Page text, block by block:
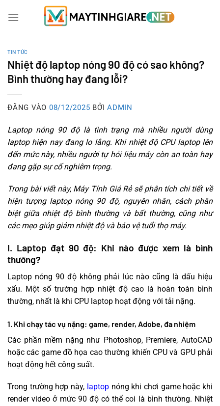
qua
TIN TỨC
Nhiệt độ laptop nóng 90 độ có sao không?
Bình thường hay đang lỗi?
ĐĂNG VÀO 08/12/2025 BỞI ADMIN
Laptop nóng 90 độ là tình trạng mà nhiều người dùng
laptop hiện nay đang lo lắng. Khi nhiệt độ CPU laptop lên
đến mức này, nhiều người tự hỏi liệu máy còn an toàn hay
đang gặp sự cố nghiêm trọng.
Trong bài viết này, Máy Tính Giá Rẻ sẽ phân tích chi tiết về
hiện tượng laptop nóng 90 độ, nguyên nhân, cách phân
biệt giữa nhiệt độ bình thường và bất thường, cũng như
các mẹo giúp giảm nhiệt độ và bảo vệ tuổi thọ máy.
I. Laptop đạt 90 độ: Khi nào được xem là bình
thường?
Laptop nóng 90 độ không phải lúc nào cũng là dấu hiệu
xấu. Một số trường hợp nhiệt độ cao là hoàn toàn bình
thường, nhất là khi CPU laptop hoạt động với tải nặng.
1. Khi chạy tác vụ nặng: game, render, Adobe, đa nhiệm
Các phần mềm nặng như Photoshop, Premiere, AutoCAD
hoặc các game đồ họa cao thường khiến CPU và GPU phải
hoạt động hết công suất.
Trong trường hợp này, laptopnóng khi chơi game hoặc khi
render video ở mức 90 độ có thể coi là bình thường. Nhiệt